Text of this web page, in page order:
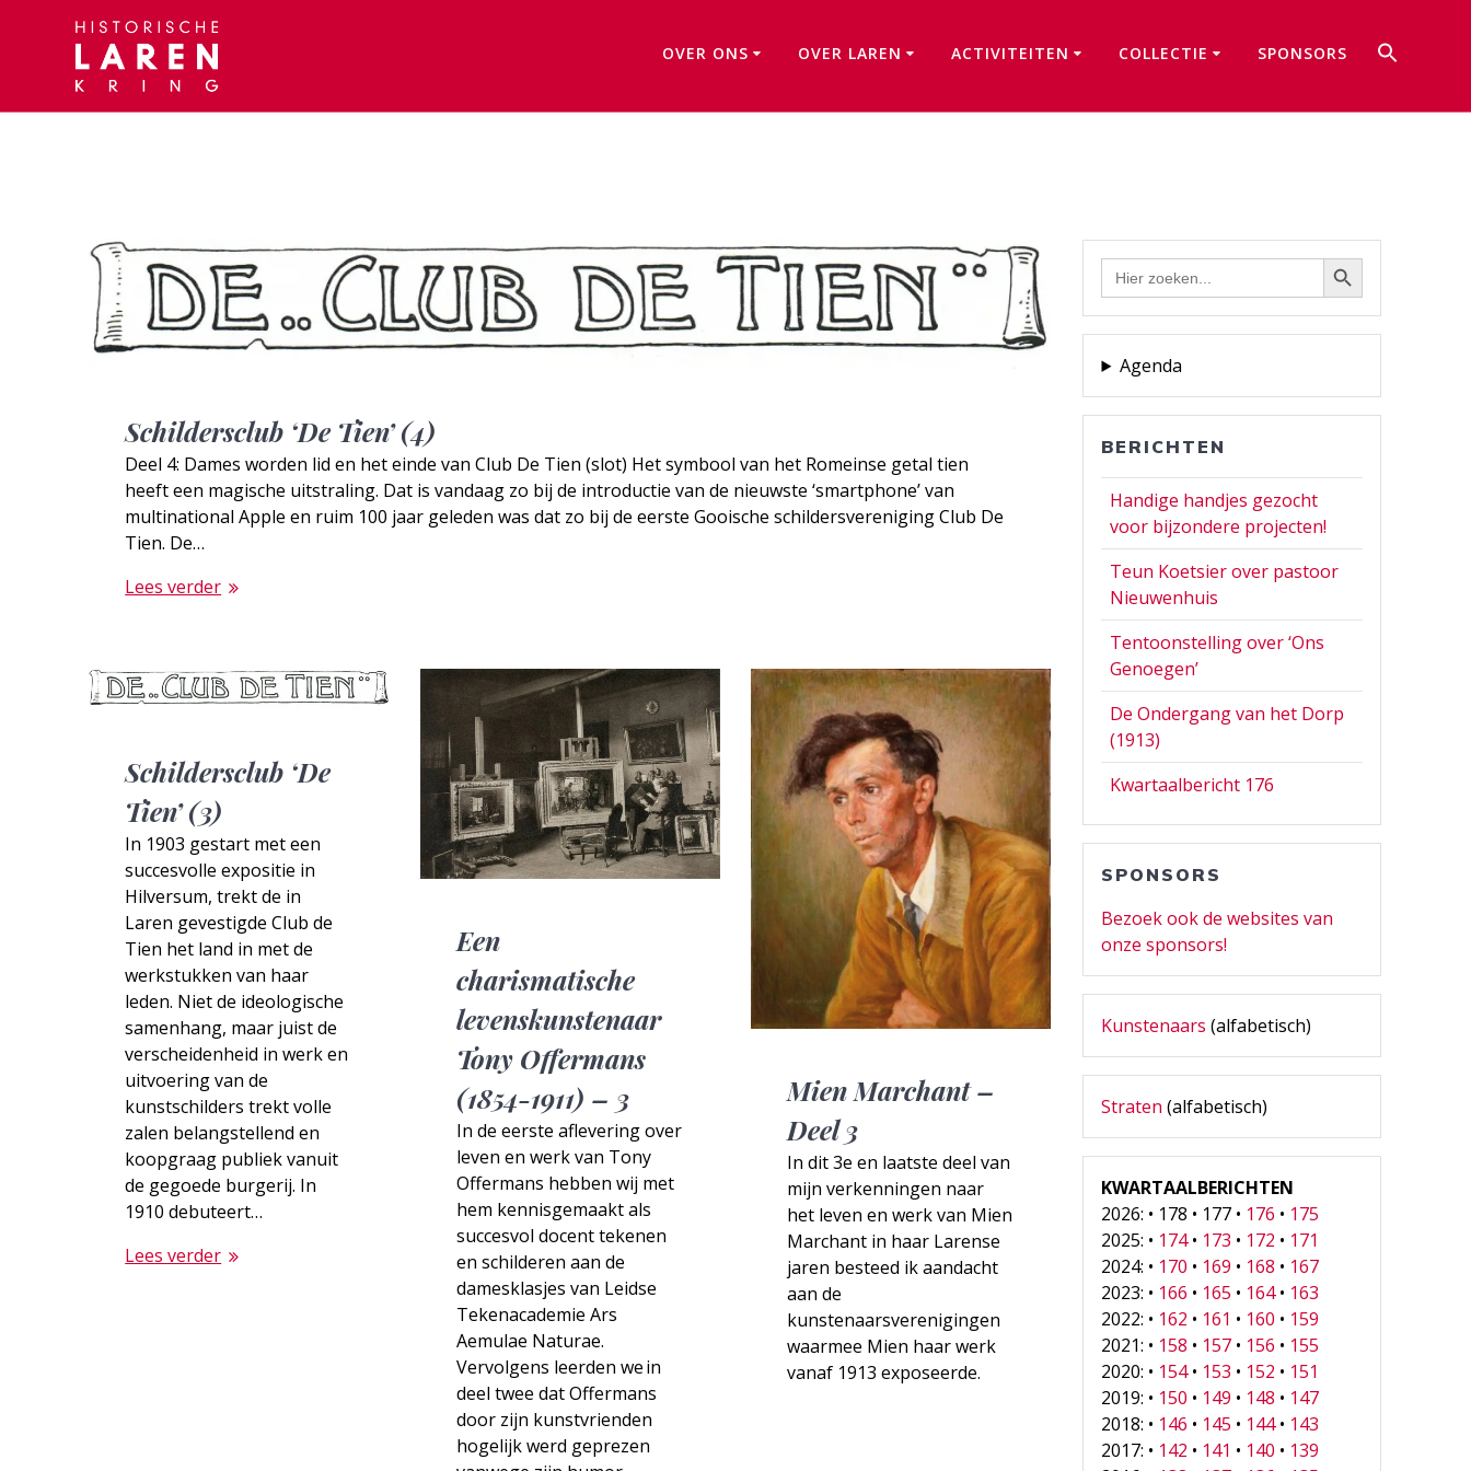
OVER ONS OVER LAREN ACTIVITEITEN COLLECTIE SPONSORS
Schildersclub ‘De Tien’ (4)
Deel 4: Dames worden lid en het einde van Club De Tien (slot) Het symbool van het Romeinse getal tien
heeft een magische uitstraling. Dat is vandaag zo bij de introductie van de nieuwste ‘smartphone’ van
multinational Apple en ruim 100 jaar geleden was dat zo bij de eerste Gooische schildersvereniging Club De
Tien. De…
Lees verder
Schildersclub ‘De
Tien’ (3)
In 1903 gestart met een
succesvolle expositie in
Hilversum, trekt de in
Laren gevestigde Club de
Tien het land in met de
werkstukken van haar
leden. Niet de ideologische
samenhang, maar juist de
verscheidenheid in werk en
uitvoering van de
kunstschilders trekt volle
zalen belangstellend en
koopgraag publiek vanuit
de gegoede burgerij. In
1910 debuteert…
Lees verder
Een
charismatische
levenskunstenaar
Tony Offermans
(1854-1911) – 3
In de eerste aflevering over
leven en werk van Tony
Offermans hebben wij met
hem kennisgemaakt als
succesvol docent tekenen
en schilderen aan de
damesklasjes van Leidse
Tekenacademie Ars
Aemulae Naturae.
Vervolgens leerden we in
deel twee dat Offermans
door zijn kunstvrienden
hogelijk werd geprezen
Mien Marchant –
Deel 3
In dit 3e en laatste deel van
mijn verkenningen naar
het leven en werk van Mien
Marchant in haar Larense
jaren besteed ik aandacht
aan de
kunstenaarsverenigingen
waarmee Mien haar werk
vanaf 1913 exposeerde.
Zoek
naar:
Zoekknop
Agenda
BERICHTEN
Handige handjes gezocht
voor bijzondere projecten!
Teun Koetsier over pastoor
Nieuwenhuis
Tentoonstelling over ‘Ons
Genoegen’
De Ondergang van het Dorp
(1913)
Kwartaalbericht 176
SPONSORS
Bezoek ook de websites van
onze sponsors!
Kunstenaars (alfabetisch)
Straten (alfabetisch)
KWARTAALBERICHTEN
2026: • 178 • 177 • 176 • 175
2025: • 174• 173 • 172 • 171
2024: • 170 • 169 • 168 • 167
2023: • 166 • 165 • 164• 163
2022: • 162 • 161 • 160 • 159
2021: • 158 • 157 • 156 • 155
2020: • 154• 153 • 152 • 151
2019: • 150 • 149 • 148 • 147
2018: • 146 • 145 • 144• 143
2017: • 142 • 141 • 140 • 139